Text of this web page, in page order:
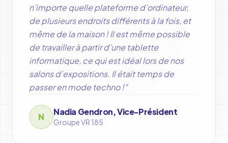
n’importe quelle plateforme d’ordinateur,
de plusieurs endroits différents à la fois, et
même de la maison ! Il est même possible
de travailler à partir d’une tablette
informatique, ce qui est idéal lors de nos
salons d’expositions. Il était temps de
passer en mode techno !"
N Nadia Gendron, Vice-Président
Groupe VR 185